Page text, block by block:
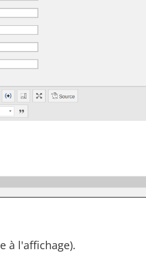
à l'affichage).